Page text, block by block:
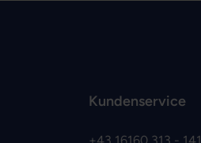
Kundenservice